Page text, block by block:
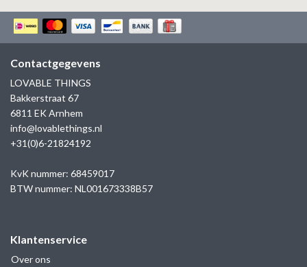
Contactgegevens
LOVABLE THINGS
Bakkerstraat 67
6811 EK Arnhem
info@lovablethings.nl
+31(0)6-21824192
KvK nummer: 68459017
BTW nummer: NL001673338B57
Klantenservice
Over ons